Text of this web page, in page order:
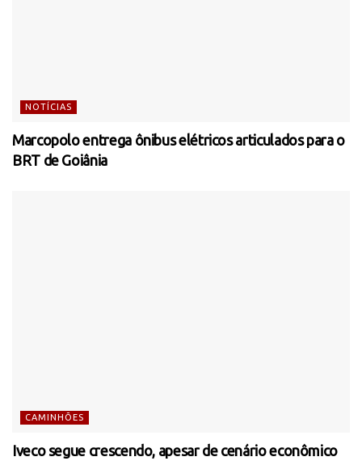
NOTÍCIAS
Marcopolo entrega ônibus elétricos articulados para o
BRT de Goiânia
CAMINHÕES
Iveco segue crescendo, apesar de cenário econômico